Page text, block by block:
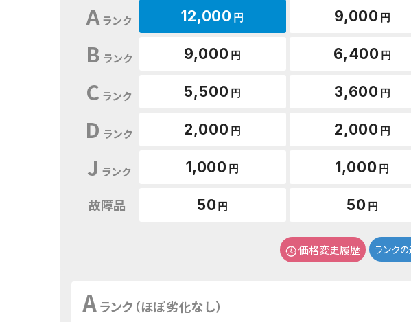
A ランク 12,000 円 9,000 円
B ランク 9,000 円 6,400 円
C ランク 5,500 円 3,600 円
D ランク 2,000 円 2,000 円
J ランク 1,000 円 1,000 円
故障品 50 円 50 円
価格変更履歴 ランク
Aランク（ほぼ劣化なし）